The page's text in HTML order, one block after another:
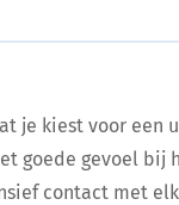
je kiest voor een
goede gevoel bij
contact met